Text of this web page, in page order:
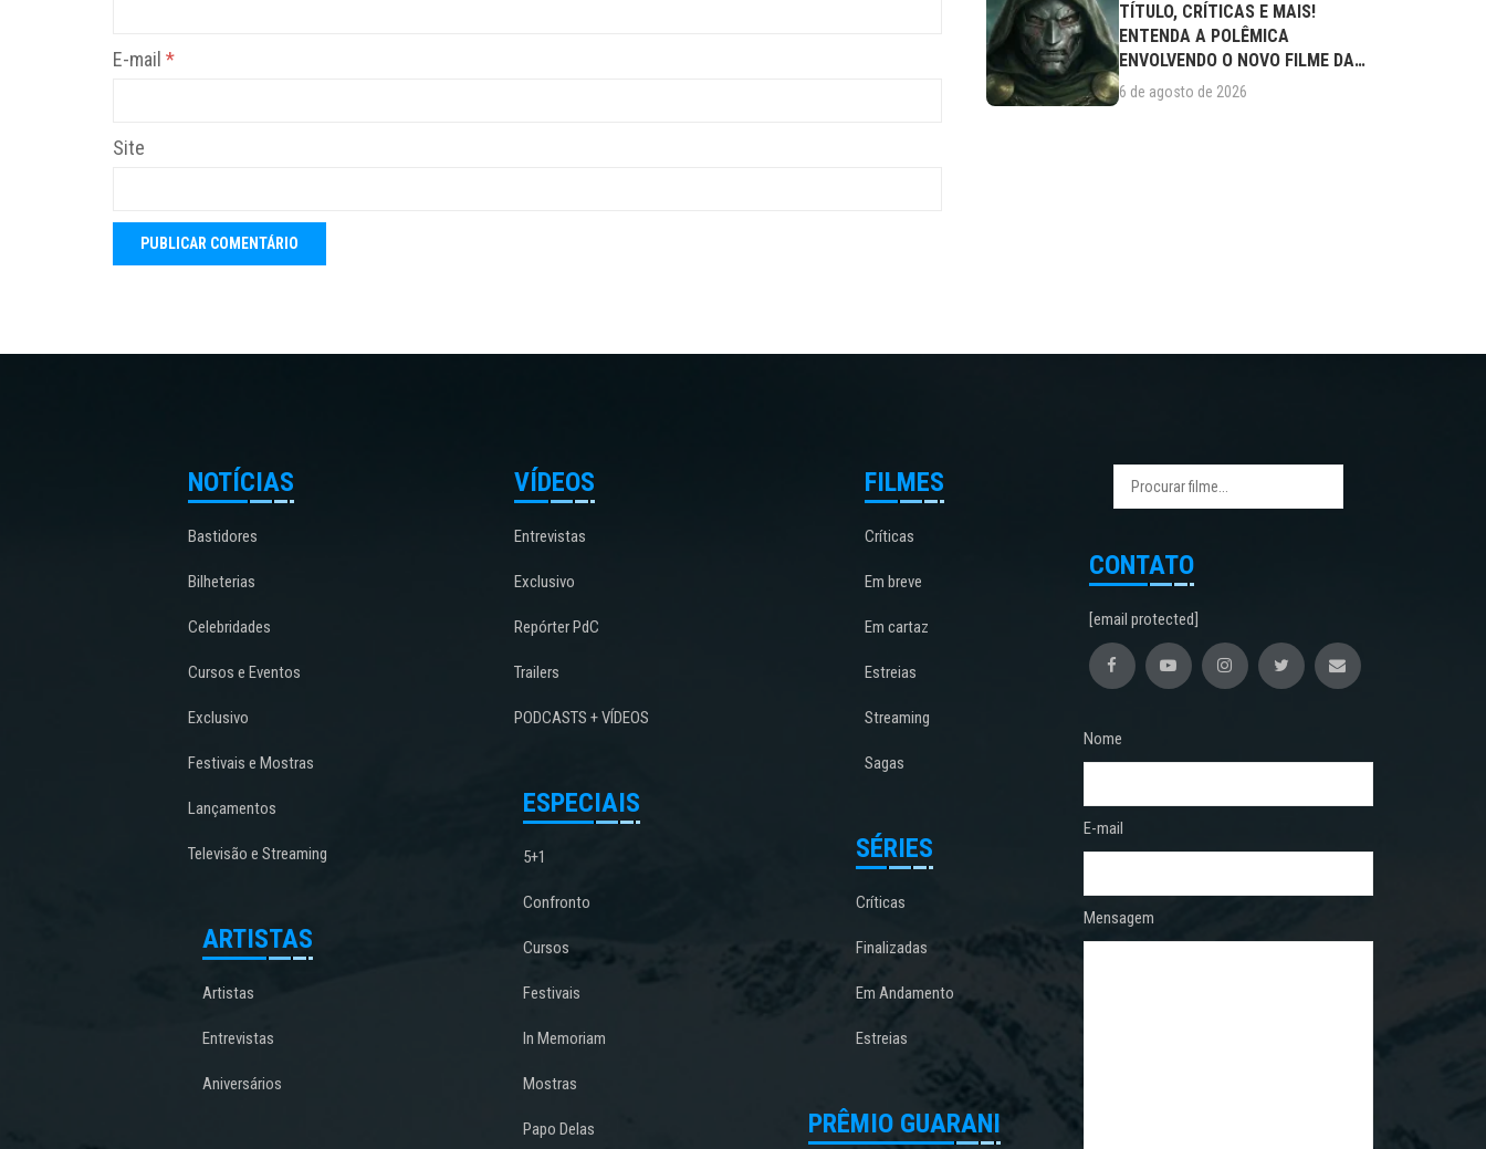
E-mail *
Site
TÍTULO, CRÍTICAS E MAIS!
ENTENDA A POLÊMICA
ENVOLVENDO O NOVO FILME DA
MARVEL
6 de agosto de 2026
NOTÍCIAS
Bastidores
Bilheterias
Celebridades
Cursos e Eventos
Exclusivo
Festivais e Mostras
Lançamentos
Televisão e Streaming
ARTISTAS
Artistas
Entrevistas
Aniversários
VÍDEOS
Entrevistas
Exclusivo
Repórter PdC
Trailers
PODCASTS + VÍDEOS
ESPECIAIS
5+1
Confronto
Cursos
Festivais
In Memoriam
Mostras
Papo Delas
FILMES
Críticas
Em breve
Em cartaz
Estreias
Streaming
Sagas
SÉRIES
Críticas
Finalizadas
Em Andamento
Estreias
PRÊMIO GUARANI
CONTATO
[email protected]
Nome
E-mail
Mensagem